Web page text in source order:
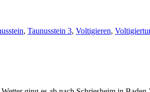
, Taunusstein 3, Voltigieren,